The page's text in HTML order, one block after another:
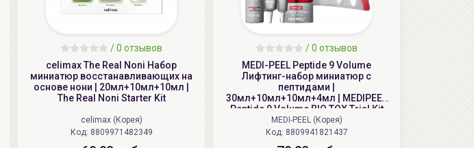
AiliCode Бальзам для волос
увлажняющий, 250мл
19.99 руб.
27.38 руб. -26%
/0 отзывов
celimax The Real Noni Набор
миниатюр восстанавливающих на
основе нони | 20мл+10мл+10мл |
The Real Noni Starter Kit
celimax (Корея)
Код: 8809971482349
/0 отзывов
MEDI-PEEL Peptide 9 Volume
Лифтинг-набор миниатюр с
пептидами |
30мл+10мл+10мл+4мл | MEDIPEEL
Peptide 9 Volume BIO TOX Trial Kit
MEDI-PEEL (Корея)
Код: 8809941821437